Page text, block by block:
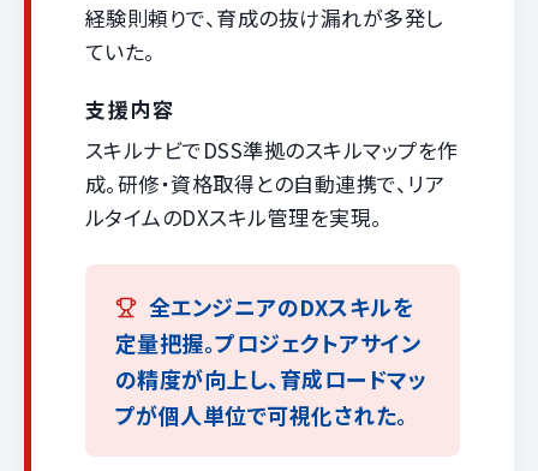
経験則頼りで、育成の抜け漏れが多発し
ていた。
支援内容
スキルナビでDSS準拠のスキルマップを作
成。研修・資格取得との自動連携で、リア
ルタイムのDXスキル管理を実現。
全エンジニアのDXスキルを
定量把握。プロジェクトアサイン
の精度が向上し、育成ロードマッ
プが個人単位で可視化された。